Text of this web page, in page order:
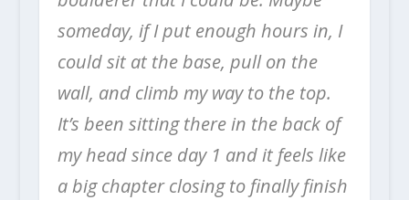
someday, if I put enough hours in, I
could sit at the base, pull on the
wall, and climb my way to the top.
It’s been sitting there in the back of
my head since day 1 and it feels like
a big chapter closing to finally finish